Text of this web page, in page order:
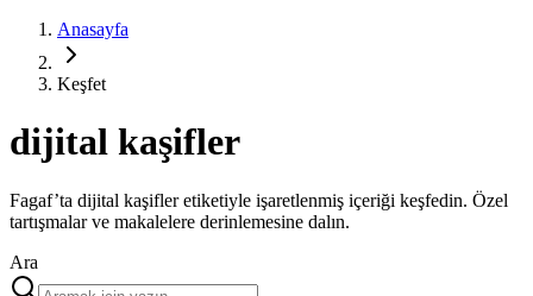
Anasayfa
Keşfet
dijital kaşifler
Fagaf’ta dijital kaşifler etiketiyle işaretlenmiş içeriği keşfedin. Özel
tartışmalar ve makalelere derinlemesine dalın.
Ara